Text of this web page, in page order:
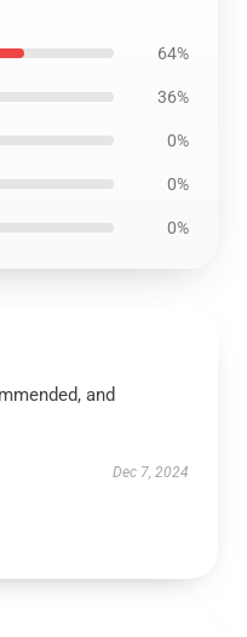
64%
36%
0%
0%
0%
and
Dec 7, 2024